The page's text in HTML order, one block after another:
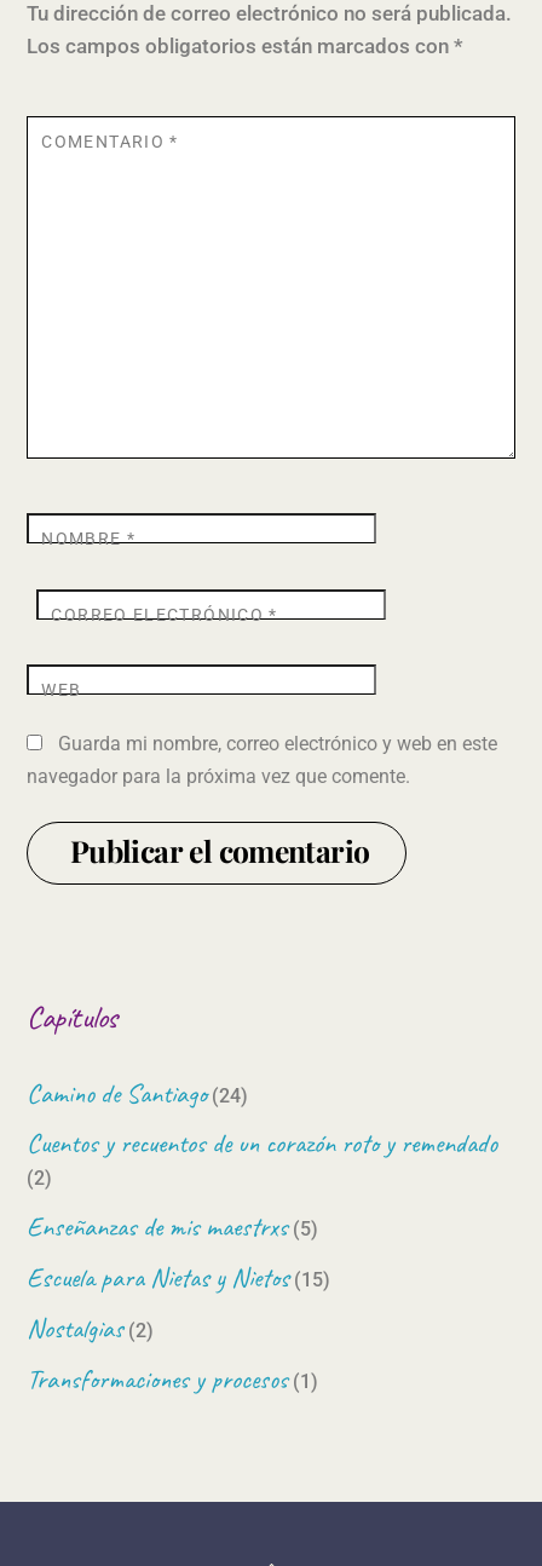
Tu dirección de correo electrónico no será publicada.
Los campos obligatorios están marcados con*
COMENTARIO*
NOMBRE*
CORREO ELECTRÓNICO*
WEB
Guarda mi nombre, correo electrónico y web en este
navegador para la próxima vez que comente.
Capítulos
Camino de Santiago(24)
Cuentos y recuentos de un corazón roto y remendado
(2)
Enseñanzas de mis maestrxs(5)
Escuela para Nietas y Nietos(15)
Nostalgias(2)
Transformaciones y procesos(1)